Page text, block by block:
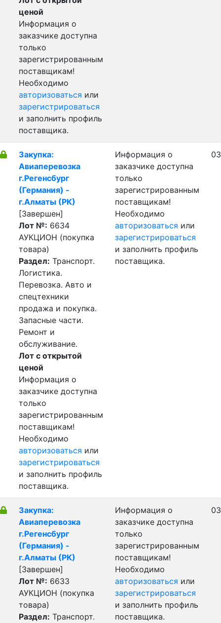
ценой
Информация о
заказчике доступна
только
зарегистрированным
поставщикам!
Необходимо
авторизоваться или
зарегистрироваться
и заполнить профиль
поставщика.
Закупка:
Авиаперевозка
г.Регенсбург
(Германия) -
г.Алматы (РК)
[Завершен]
Лот №: 6634
АУКЦИОН (покупка
товара)
Раздел: Транспорт.
Логистика.
Перевозка. Авто и
спецтехники
продажа и покупка.
Запасные части.
Ремонт и
обслуживание.
Лот с открытой
ценой
Информация о
заказчике доступна
только
зарегистрированным
поставщикам!
Необходимо
авторизоваться или
зарегистрироваться
и заполнить профиль
поставщика.
Информация о
заказчике доступна
только
зарегистрированным
поставщикам!
Необходимо
авторизоваться или
зарегистрироваться
и заполнить профиль
поставщика.
Закупка:
Авиаперевозка
г.Регенсбург
(Германия) -
г.Алматы (РК)
[Завершен]
Лот №: 6633
АУКЦИОН (покупка
товара)
Раздел: Транспорт.
Информация о
заказчике доступна
только
зарегистрированным
поставщикам!
Необходимо
авторизоваться или
зарегистрироваться
и заполнить профиль
поставщика.